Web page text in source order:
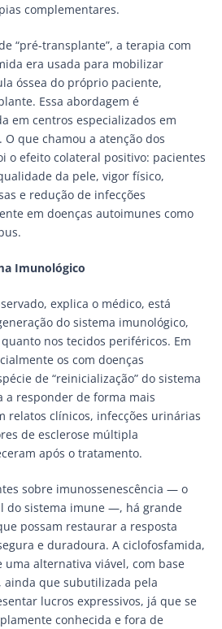
complementares.
“pré-transplante”, a terapia com
era usada para mobilizar
óssea do próprio paciente,
Essa abordagem é
em centros especializados em
que chamou a atenção dos
o efeito colateral positivo: pacientes
da pele, vigor físico,
e redução de infecções
em doenças autoimunes como
Imunológico
explica o médico, está
do sistema imunológico,
nos tecidos periféricos. Em
os com doenças
de “reinicialização” do sistema
a responder de forma mais
relatos clínicos, infecções urinárias
de esclerose múltipla
após o tratamento.
sobre imunossenescência — o
do sistema imune —, há grande
possam restaurar a resposta
e duradoura. A ciclofosfamida,
uma alternativa viável, com base
ainda que subutilizada pela
lucros expressivos, já que se
conhecida e fora de